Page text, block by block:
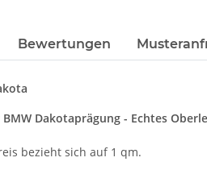
Bewertungen
Dakotaprägung - Echtes
bezieht sich auf 1 qm.